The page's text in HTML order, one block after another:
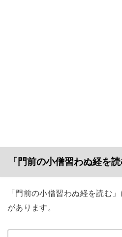
「門前の小僧習わぬ経を
「門前の小僧習わぬ経を読む
があります。